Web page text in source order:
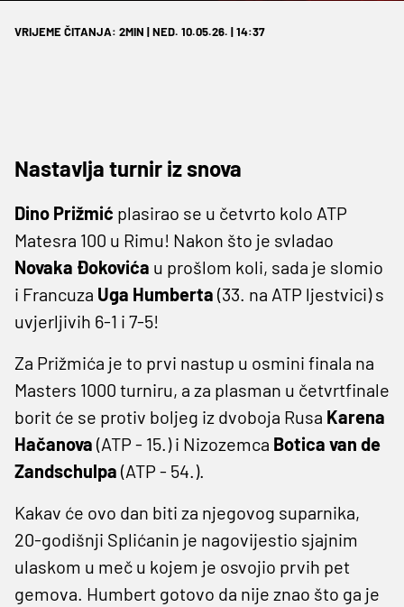
VRIJEME ČITANJA: 2MIN | NED. 10.05.26. | 14:37
Nastavlja turnir iz snova
Dino Prižmić plasirao se u četvrto kolo ATP
Matesra 100 u Rimu! Nakon što je svladao
Novaka Đokovića u prošlom koli, sada je slomio
i Francuza Uga Humberta (33. na ATP ljestvici) s
uvjerljivih 6-1 i 7-5!
Za Prižmića je to prvi nastup u osmini finala na
Masters 1000 turniru, a za plasman u četvrtfinale
borit će se protiv boljeg iz dvoboja Rusa Karena
Hačanova (ATP - 15.) i Nizozemca Botica van de
Zandschulpa (ATP - 54.).
Kakav će ovo dan biti za njegovog suparnika,
20-godišnji Splićanin je nagovijestio sjajnim
ulaskom u meč u kojem je osvojio prvih pet
gemova. Humbert gotovo da nije znao što ga je